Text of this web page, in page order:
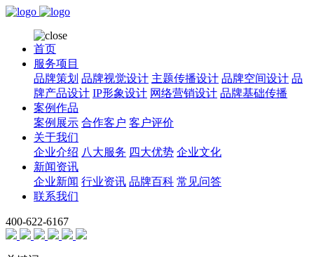
首页
服务项目
品牌策划 品牌视觉设计 主题传播设计 品牌空间设计 品
牌产品设计 IP形象设计 网络营销设计 品牌基础传播
案例作品
案例展示 合作客户 客户评价
关于我们
企业介绍 八大服务 四大优势 企业文化
新闻资讯
企业新闻 行业资讯 品牌百科 常见问答
联系我们
400-622-6167